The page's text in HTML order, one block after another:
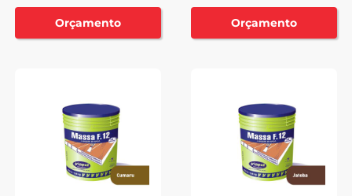
Orçamento Orçamento